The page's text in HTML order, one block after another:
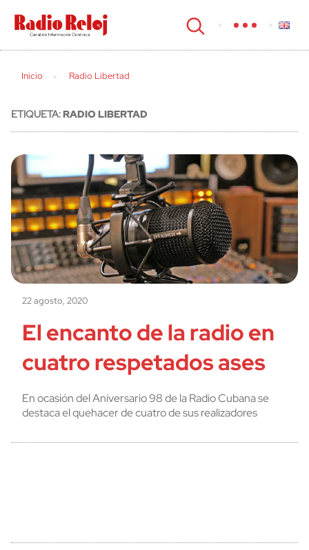
cerrar
Inicio Radio Libertad
ETIQUETA:RADIO LIBERTAD
22 agosto, 2020
El encanto de la radio en
cuatro respetados ases
En ocasión del Aniversario 98 de la Radio Cubana se
destaca el quehacer de cuatro de sus realizadores